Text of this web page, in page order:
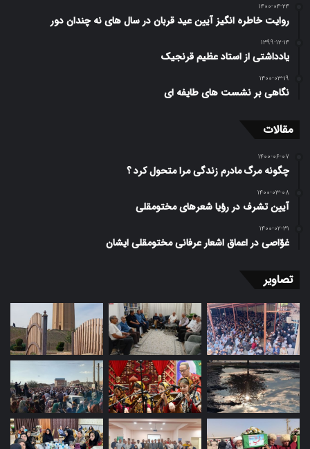
۱۴۰۰-۰۴-۲۴
روایت خاطره انگیز آیین عید قربان در سال های نه چندان دور
۱۳۹۹-۱۲-۱۴
یادداشتی از استاد عظیم قرنجیک
۱۴۰۰-۰۳-۱۹
نگاهی بر نشست های طایفه ای
مقالات
۱۴۰۰-۰۶-۰۷
چگونه مرگ مادرم زندگی مرا متحول کرد ؟
۱۴۰۰-۰۳-۰۸
آیین تشرف در رؤیا شعرهای مختومقلی
۱۴۰۰-۰۲-۳۱
غوّاصی در اعماق اشعار عرفانی مختومقلی ایشان
تصاویر